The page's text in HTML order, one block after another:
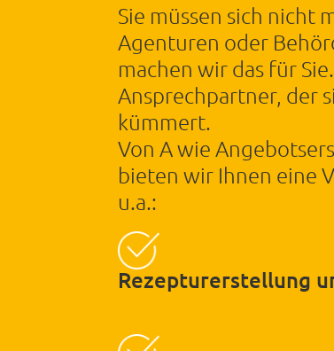
Sie müssen sich nicht
Agenturen oder
machen wir das für
Ansprechpartner, der
kümmert.
Von A wie
bieten wir Ihnen eine
u.a.:
Rezepturerstellung